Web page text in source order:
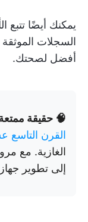
يمكنك أيضًا تتبع
السجلات
أفضل لصحتك.
🧠 حقيقة
القرن التاسع
الغازية. مع
إلى تطوير